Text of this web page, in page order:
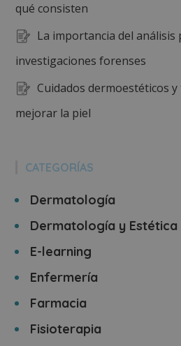
qué consisten
La importancia del
investigaciones forenses
Cuidados dermoestéticos
mejorar la piel
CATEGORÍAS
Dermatología
Dermatología y Estética
E-learning
Enfermería
Farmacia
Fisioterapia